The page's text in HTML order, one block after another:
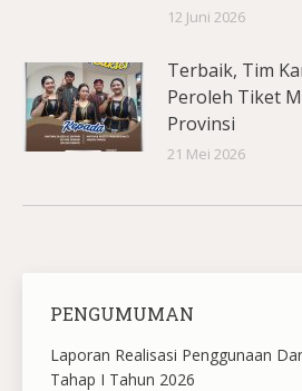
12 Juni 2026
Terbaik, Tim
Peroleh Tiket
Provinsi
21 Mei 2026
PENGUMUMAN
Laporan Realisasi Penggunaan
Tahap I Tahun 2026